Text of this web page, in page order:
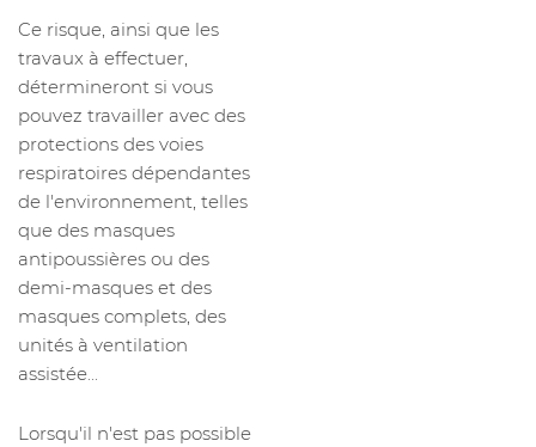
Ce risque, ainsi que les
travaux à effectuer,
détermineront si vous
pouvez travailler avec des
protections des voies
respiratoires dépendantes
de l'environnement, telles
que des masques
antipoussières ou des
demi-masques et des
masques complets, des
unités à ventilation
assistée...
Lorsqu'il n'est pas possible